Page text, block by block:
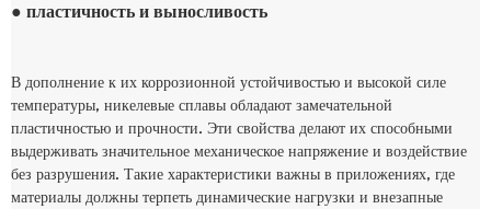
● пластичность и выносливость
В дополнение к их коррозионной устойчивостью и высокой силе
температуры, никелевые сплавы обладают замечательной
пластичностью и прочности. Эти свойства делают их способными
выдерживать значительное механическое напряжение и воздействие
без разрушения. Такие характеристики важны в приложениях, где
материалы должны терпеть динамические нагрузки и внезапные